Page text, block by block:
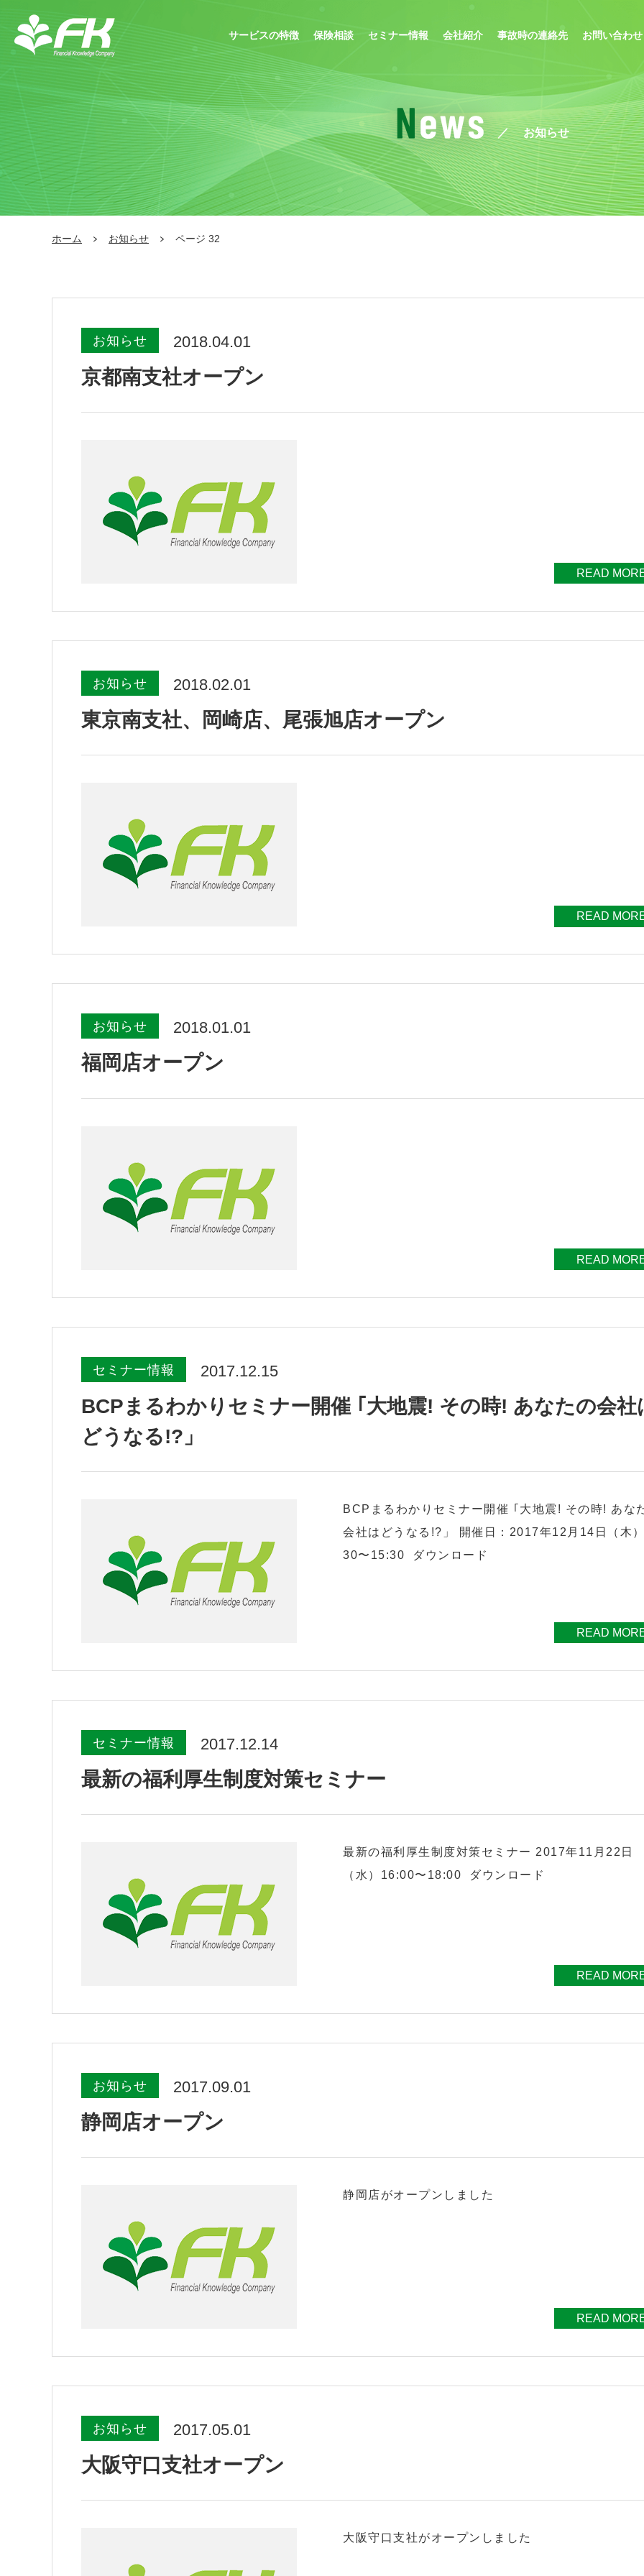
サービスの特徴 保険相談 セミナー情報 会社紹介 事故時の連絡先 お問い合わせ
お知らせ
ホーム お知らせ ページ 32
お知らせ 2018.04.01
京都南支社オープン
READ
お知らせ 2018.02.01
東京南支社、岡崎店、尾張旭店オープン
READ
お知らせ 2018.01.01
福岡店オープン
READ
セミナー情報 2017.12.15
BCPまるわかりセミナー開催 ｢大地震! その時! あなたの会社
どうなる!?」
BCPまるわかりセミナー開催 ｢大地震! その時! あな
会社はどうなる!?」 開催日：2017年12月14日（木
30〜15:30 ダウンロード
READ
セミナー情報 2017.12.14
最新の福利厚生制度対策セミナー
最新の福利厚生制度対策セミナー 2017年11月22日
（水）16:00〜18:00 ダウンロード
READ
お知らせ 2017.09.01
静岡店オープン
静岡店がオープンしました
READ
お知らせ 2017.05.01
大阪守口支社オープン
大阪守口支社がオープンしました